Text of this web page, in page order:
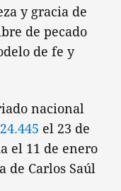
y gracia de
de pecado
de fe y
nacional
el 23 de
el 11 de enero
de Carlos Saúl